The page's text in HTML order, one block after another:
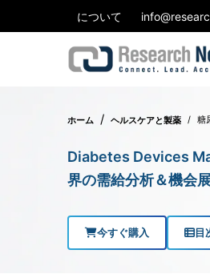
について
ホーム ヘルスケアと製薬 糖
Diabetes Devices
界の需給分析＆機会
今すぐ購入 目